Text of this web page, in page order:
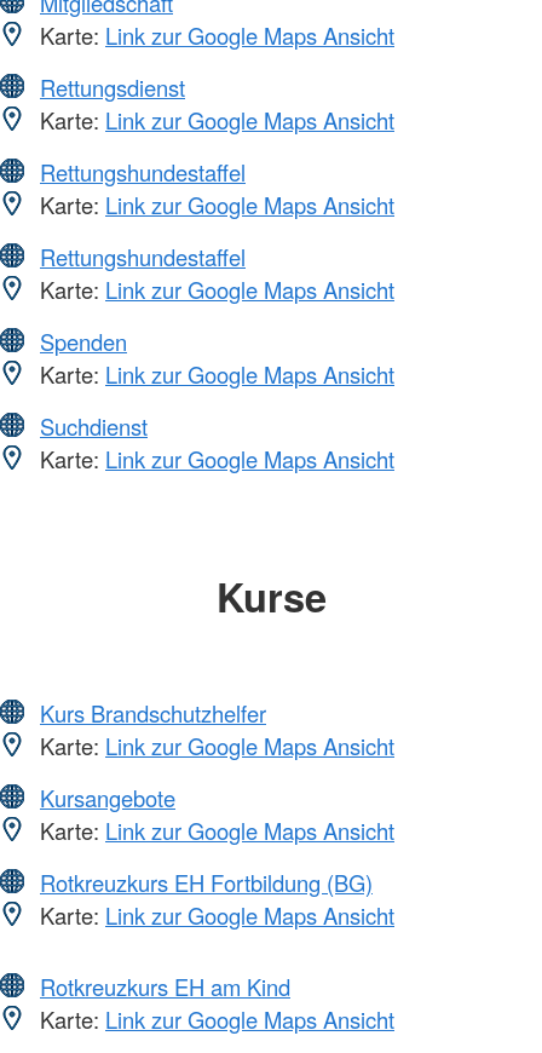
Karte: Link zur Google Maps Ansicht
Rettungsdienst
Karte: Link zur Google Maps Ansicht
Rettungshundestaffel
Karte: Link zur Google Maps Ansicht
Rettungshundestaffel
Karte: Link zur Google Maps Ansicht
Spenden
Karte: Link zur Google Maps Ansicht
Suchdienst
Karte: Link zur Google Maps Ansicht
Kurse
Kurs Brandschutzhelfer
Karte: Link zur Google Maps Ansicht
Kursangebote
Karte: Link zur Google Maps Ansicht
Rotkreuzkurs EH Fortbildung (BG)
Karte: Link zur Google Maps Ansicht
Rotkreuzkurs EH am Kind
Karte: Link zur Google Maps Ansicht